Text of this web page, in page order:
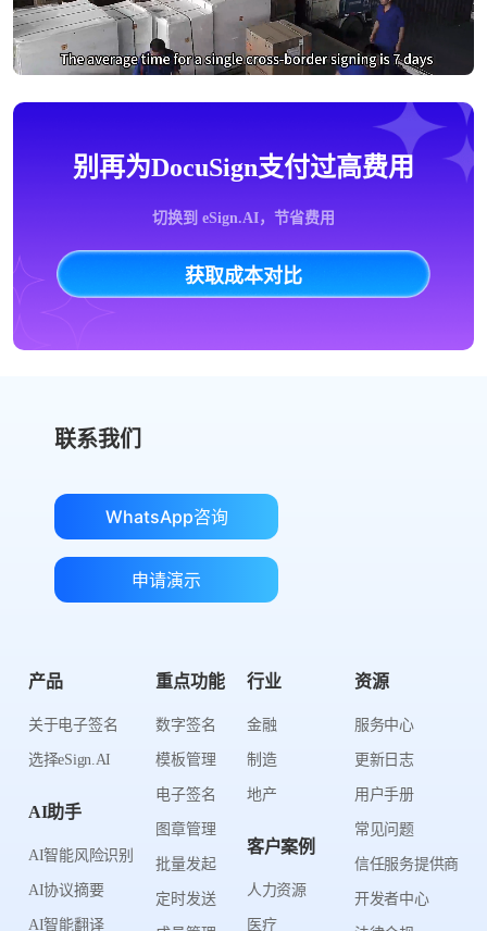
别再为DocuSign支付过高费用
切换到 eSign.AI，节省费用
获取成本对比
联系我们
WhatsApp咨询
申请演示
产品
关于电子签名
选择eSign.AI
AI助手
AI智能风险识别
AI协议摘要
AI智能翻译
重点功能
数字签名
模板管理
电子签名
图章管理
批量发起
定时发送
行业
金融
制造
地产
客户案例
人力资源
医疗
资源
服务中心
更新日志
用户手册
常见问题
信任服务提供商
开发者中心